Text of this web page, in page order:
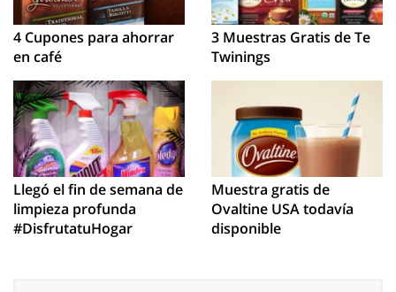
4 Cupones para ahorrar
en café
3 Muestras Gratis de Te
Twinings
Llegó el fin de semana de
limpieza profunda
#DisfrutatuHogar
Muestra gratis de
Ovaltine USA todavía
disponible